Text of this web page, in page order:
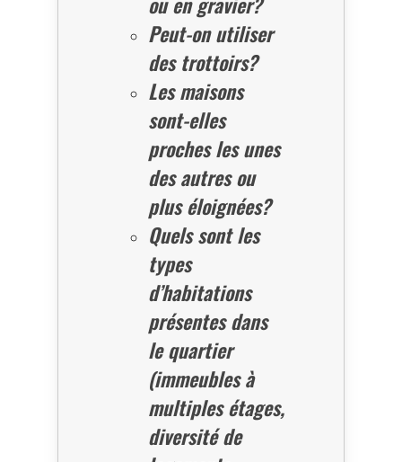
Peut-on utiliser
des trottoirs?
Les maisons
sont-elles
proches les unes
des autres ou
plus éloignées?
Quels sont les
types
d’habitations
présentes dans
le quartier
(immeubles à
multiples étages,
diversité de